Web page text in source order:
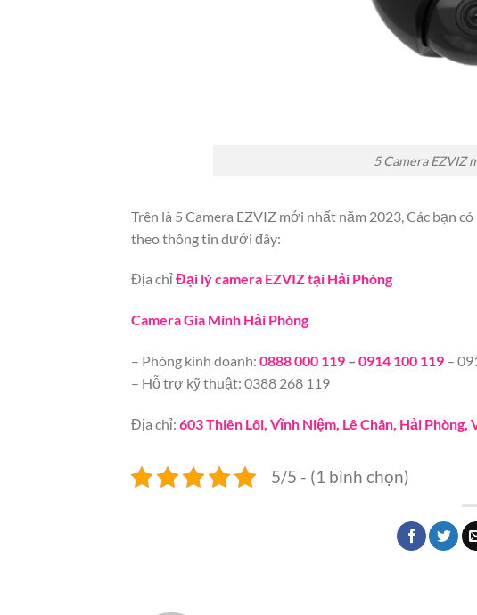
5 Camera EZVIZ
Trên là 5 Camera EZVIZ mới nhất năm 2023, Các bạn
theo thông tin dưới đây:
Địa chỉĐại lý camera EZVIZ tại Hải Phòng
Camera Gia Minh Hải Phòng
– Phòng kinh doanh: 0888 000 119 – 0914 100 119 –
– Hỗ trợ kỹ thuật: 0388 268 119
Địa chỉ: 603 Thiên Lôi, Vĩnh Niệm, Lê Chân, Hải Phòng,
5/5 - (1 bình chọn)